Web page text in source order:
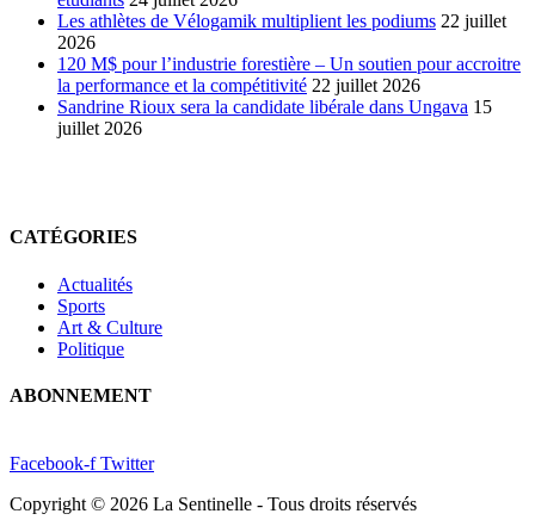
Les athlètes de Vélogamik multiplient les podiums 22 juillet
2026
120 M$ pour l’industrie forestière – Un soutien pour accroitre
la performance et la compétitivité 22 juillet 2026
Sandrine Rioux sera la candidate libérale dans Ungava 15
juillet 2026
CATÉGORIES
Actualités
Sports
Art & Culture
Politique
ABONNEMENT
Facebook-f Twitter
Copyright © 2026 La Sentinelle - Tous droits réservés